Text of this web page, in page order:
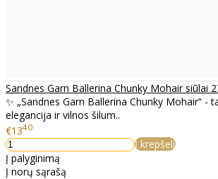
Sandnes Garn Ballerina Chunky Mohair siūlai
✨ „Sandnes Garn Ballerina Chunky Mohair“ -
elegancija ir vilnos šilum..
€1340
Į krepšelį
Į palyginimą
Į norų sąrašą